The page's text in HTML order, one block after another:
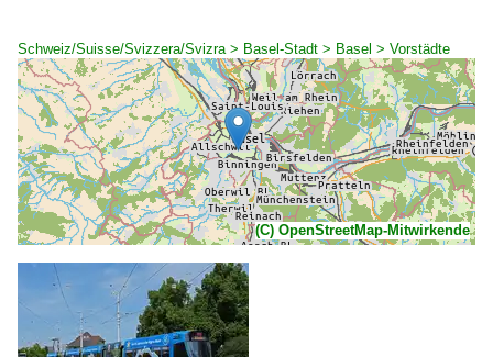
Schweiz/Suisse/Svizzera/Svizra > Basel-Stadt > Basel > Vorstädte
(C) OpenStreetMap-Mitwirkende